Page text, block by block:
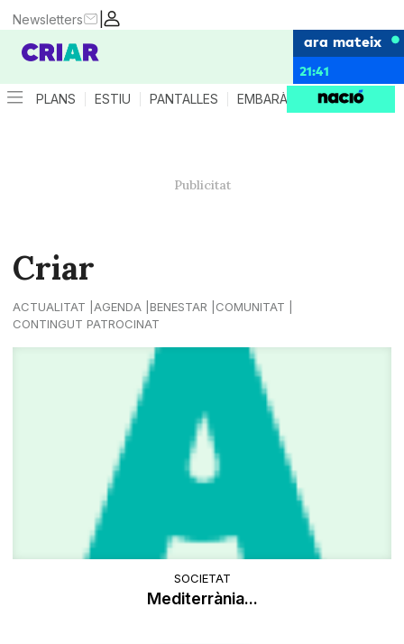
|
Newsletters
ara mateix
21:41
PLANS ESTIU PANTALLES EMBARÀS CRIANÇA
Criar
ACTUALITAT AGENDA BENESTAR
COMUNITAT
CONTINGUT PATROCINAT
SOCIETAT
Mediterrània...